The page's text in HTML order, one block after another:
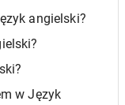
angielski?
w Język